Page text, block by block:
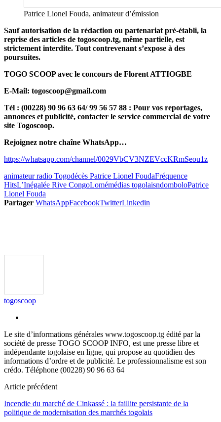
Patrice Lionel Fouda, animateur d’émission
Sauf autorisation de la rédaction ou partenariat pré-établi, la
reprise des articles de togoscoop.tg, même partielle, est
strictement interdite. Tout contrevenant s’expose à des
poursuites.
TOGO SCOOP avec le concours de Florent ATTIOGBE
E-Mail: togoscoop@gmail.com
Tél : (00228) 90 96 63 64/ 99 56 57 88 : Pour vos reportages,
annonces et publicité, contacter le service commercial de votre
site Togoscoop.
Rejoignez notre chaîne WhatsApp…
https://whatsapp.com/channel/0029VbCV3NZEVccKRmSeou1z
animateur radio Togodécès Patrice Lionel FoudaFréquence
HitsL’Inégalée Rive CongoLomémédias togolaisndomboloPatrice
Lionel Fouda
Partager WhatsAppFacebookTwitterLinkedin
togoscoop
Le site d’informations générales www.togoscoop.tg édité par la
société de presse TOGO SCOOP INFO, est une presse libre et
indépendante togolaise en ligne, qui propose au quotidien des
informations d’ordre et de publicité. Le professionnalisme est son
crédo. Téléphone (00228) 90 96 63 64
Article précédent
Incendie du marché de Cinkassé : la faillite persistante de la
politique de modernisation des marchés togolais